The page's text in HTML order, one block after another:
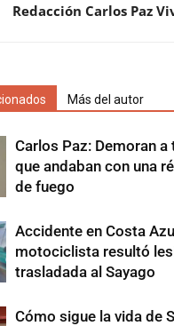
Redacción Carlos Paz
Más del autor
Carlos Paz: Demoran
que andaban con una
de fuego
Accidente en Costa
motociclista resultó
trasladada al Sayago
Cómo sigue la vida de